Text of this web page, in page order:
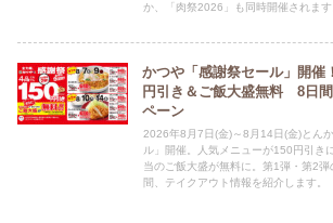
か、「肉祭2026」も同時開催されます
かつや「感謝祭セール」開催
円引き＆ご飯大盛無料 8日
ペーン
2026年8月7日(金)～8月14日(金)とん
ル」開催。人気メニューが150円引き
当のご飯大盛が無料に。第1弾・第2弾
間、テイクアウト情報を紹介します。